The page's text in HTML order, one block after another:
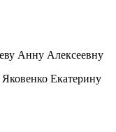
Анну Алексеевну
Яковенко Екатерину